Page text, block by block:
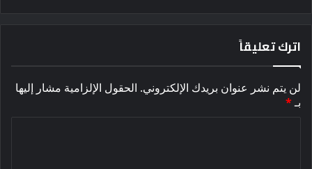
اترك تعليقاً
لن يتم نشر عنوان بريدك الإلكتروني. الحقول الإلزامية مشار إليها
بـ*